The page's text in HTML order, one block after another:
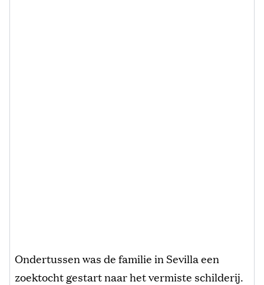
Ondertussen was de familie in Sevilla een
zoektocht gestart naar het vermiste schilderij.